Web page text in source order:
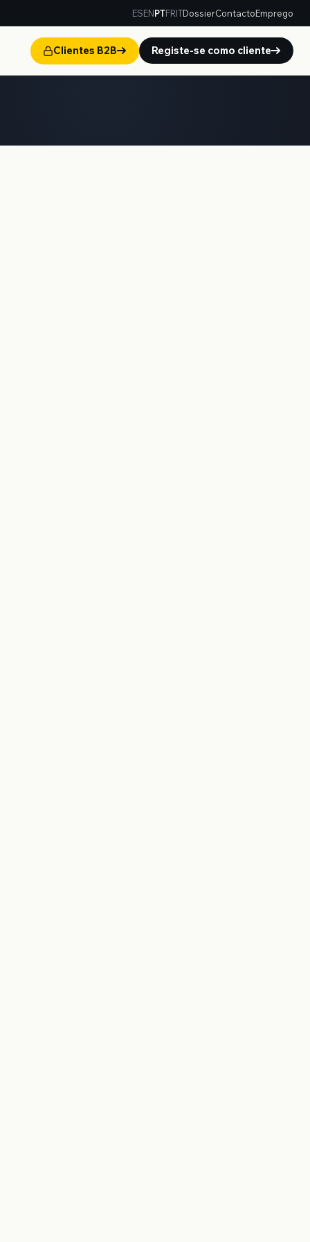
ESENPTFRITDossierContactoEmprego
Clientes B2B Registe-se como cliente